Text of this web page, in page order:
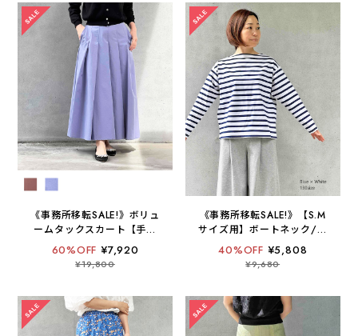
《事務所移転SALE!》ボリュ
ームタックスカート【手洗
い可 / 日本製 】
60%OFF ¥7,920
¥19,800
《事務所移転SALE!》【S.M
サイズ用】ボートネック/ド
ルマンスリーブボーダーカ
ットソー【 2022SS /
EAST END HIGHLANDERS
40%OFF ¥5,808
¥9,680